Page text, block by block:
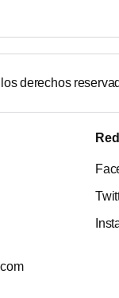
derechos